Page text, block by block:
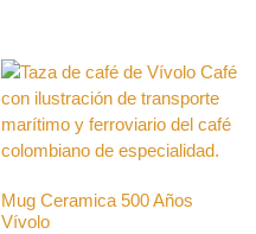
Mug Ceramica 500 Años
Vívolo